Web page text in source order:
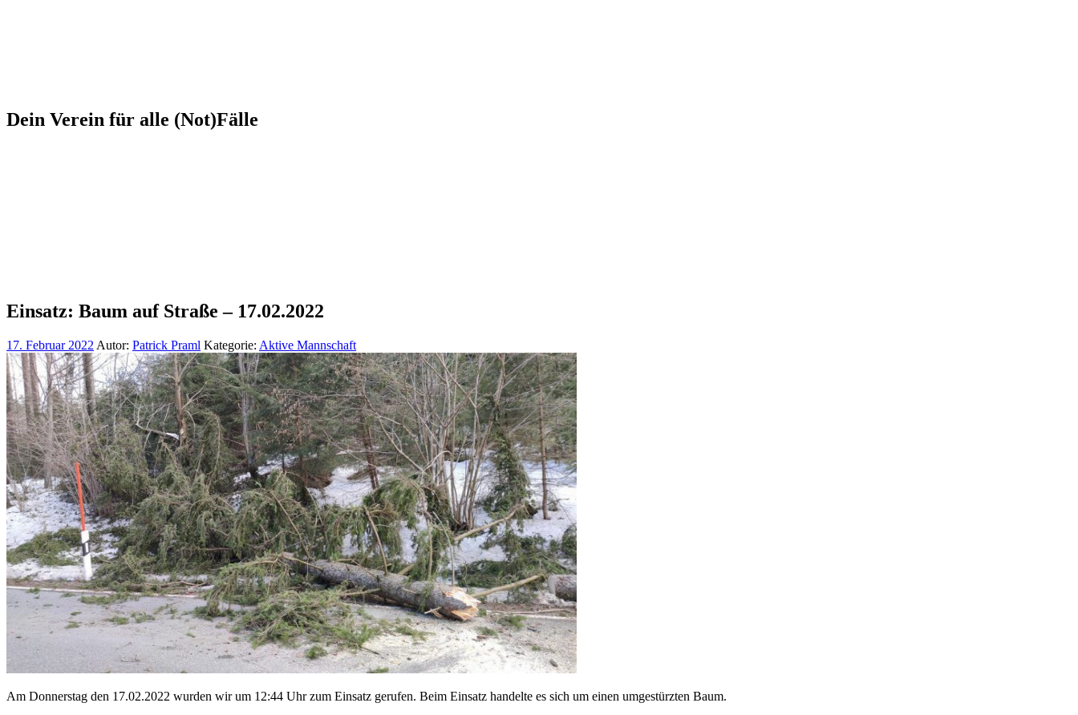
Dein Verein für alle (Not)Fälle
Einsatz: Baum auf Straße – 17.02.2022
17. Februar 2022 Autor: Patrick Praml Kategorie: Aktive Mannschaft
Am Donnerstag den 17.02.2022 wurden wir um 12:44 Uhr zum Einsatz gerufen. Beim Einsatz handelte es sich um einen umgestürzten Baum.